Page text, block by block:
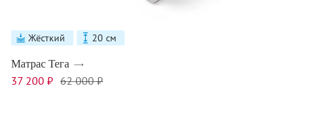
Жёсткий 20 см
Матрас Тега
37 200 ₽ 62 000 ₽